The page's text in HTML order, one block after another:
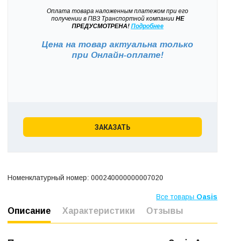
Оплата товара наложенным платежом при его
получении в ПВЗ Транспортной компанииНЕ
ПРЕДУСМОТРЕНА! Подробнее
Цена на товар актуальна только
при Онлайн-оплате!
ЗАКАЗАТЬ
Номенклатурный номер: 000240000000007020
Все товары Oasis
Описание Характеристики Отзывы